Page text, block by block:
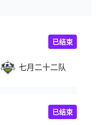
七月二十二队
已结束
已结束